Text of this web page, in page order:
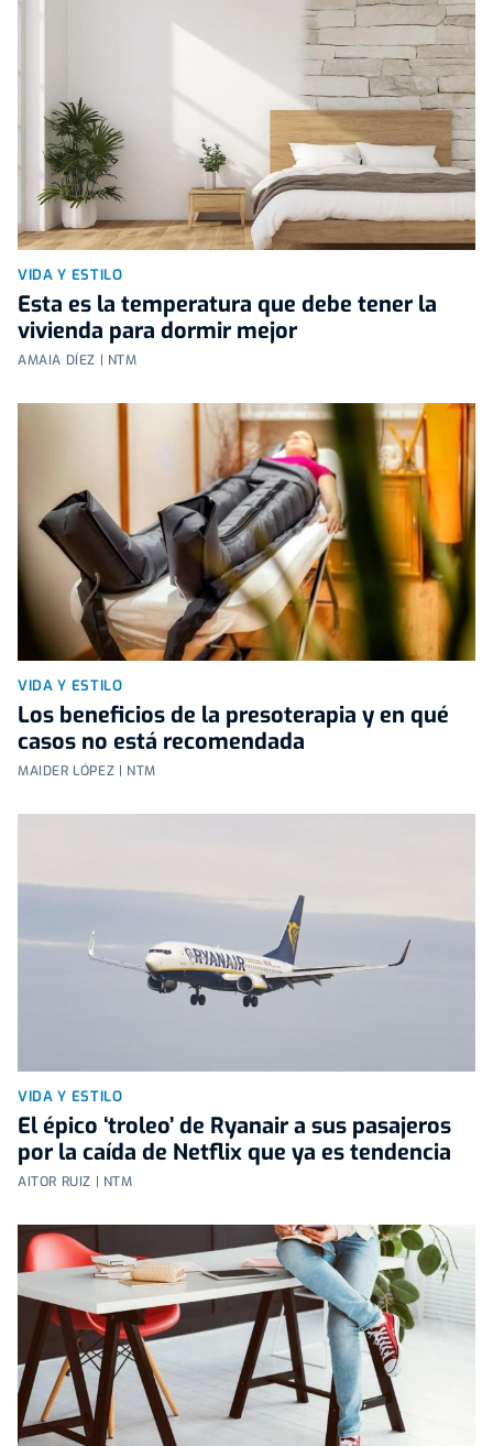
VIDA Y ESTILO
Esta es la temperatura que debe tener la
vivienda para dormir mejor
AMAIA DÍEZ | NTM
VIDA Y ESTILO
Los beneficios de la presoterapia y en qué
casos no está recomendada
MAIDER LÓPEZ | NTM
VIDA Y ESTILO
El épico ‘troleo’ de Ryanair a sus pasajeros
por la caída de Netflix que ya es tendencia
AITOR RUIZ | NTM